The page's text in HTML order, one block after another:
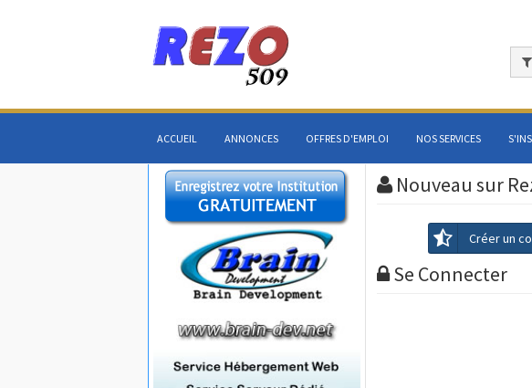
ACCUEIL ANNONCES OFFRES D'EMPLOI NOS SERVICES
Nouveau sur
Créer un
Se Connecter